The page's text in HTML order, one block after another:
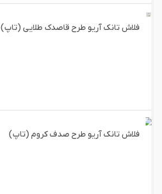
فلاش تانک آریو طرح قاصدک طلایی (تاپ)
فلاش تانک آریو طرح صدف کروم (تاپ)